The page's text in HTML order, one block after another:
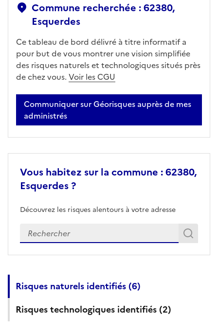
Commune recherchée : 62380,
Esquerdes
Ce tableau de bord délivré à titre informatif a
pour but de vous montrer une vision simplifiée
des risques naturels et technologiques situés près
de chez vous. Voir les CGU
Communiquer sur Géorisques auprès de mes
administrés
Vous habitez sur la commune : 62380,
Esquerdes ?
Découvrez les risques alentours à votre adresse
Veuillez renseigner votre adresse exacte
Risques naturels identifiés (6)
Risques technologiques identifiés (2)